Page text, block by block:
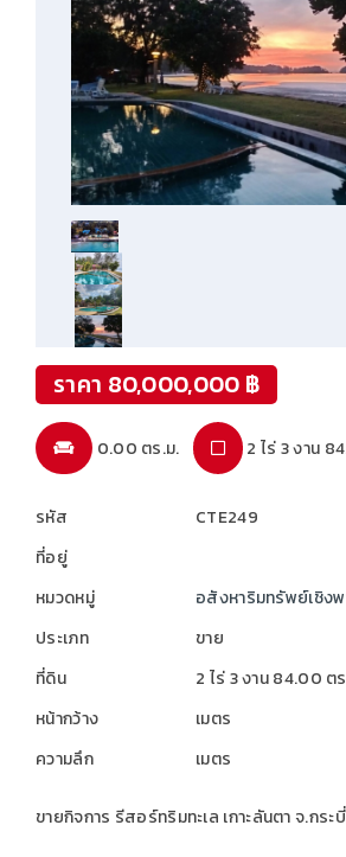
ราคา 80,000,000 ฿
0.00 ตร.ม. 2 ไร่ 3 งาน
รหัส
CTE249
ที่อยู่
หมวดหมู่
อสังหาริมทรัพย์เชิง
ประเภท
ขาย
ที่ดิน
2 ไร่ 3 งาน 84.00 ต
หน้ากว้าง
เมตร
ความลึก
เมตร
ขายกิจการ รีสอร์ทริมทะเล เกาะลันตา จ.กระบี่